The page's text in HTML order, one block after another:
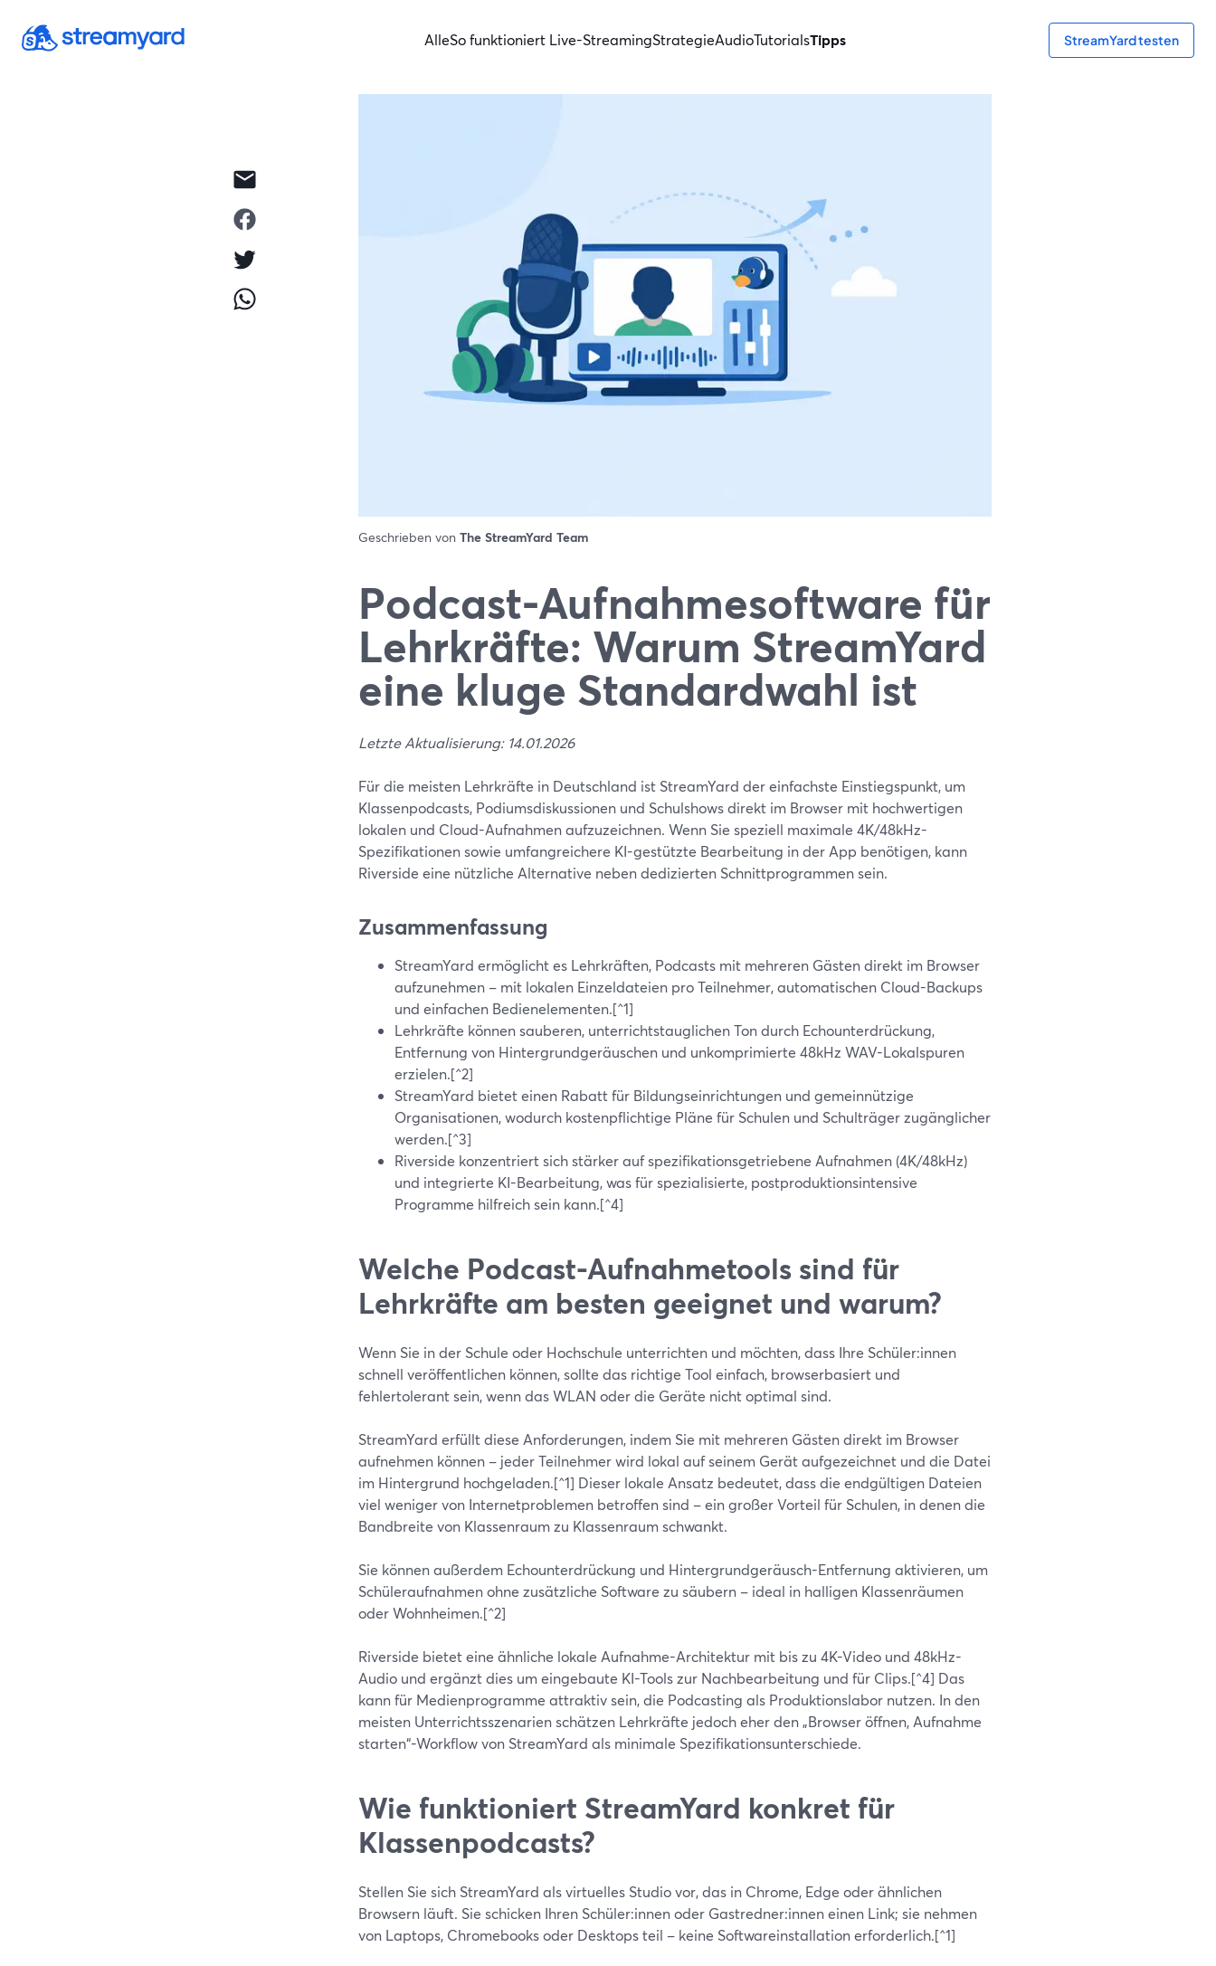
AlleSo funktioniert Live-StreamingStrategieAudioTutorialsTipps StreamYard testen
Geschrieben von The StreamYard Team
Podcast-Aufnahmesoftware für
Lehrkräfte: Warum StreamYard
eine kluge Standardwahl ist
Letzte Aktualisierung: 14.01.2026
Für die meisten Lehrkräfte in Deutschland ist StreamYard der einfachste Einstiegspunkt, um
Klassenpodcasts, Podiumsdiskussionen und Schulshows direkt im Browser mit hochwertigen
lokalen und Cloud-Aufnahmen aufzuzeichnen. Wenn Sie speziell maximale 4K/48kHz-
Spezifikationen sowie umfangreichere KI-gestützte Bearbeitung in der App benötigen, kann
Riverside eine nützliche Alternative neben dedizierten Schnittprogrammen sein.
Zusammenfassung
StreamYard ermöglicht es Lehrkräften, Podcasts mit mehreren Gästen direkt im Browser
aufzunehmen – mit lokalen Einzeldateien pro Teilnehmer, automatischen Cloud-Backups
und einfachen Bedienelementen.[^1]
Lehrkräfte können sauberen, unterrichtstauglichen Ton durch Echounterdrückung,
Entfernung von Hintergrundgeräuschen und unkomprimierte 48kHz WAV-Lokalspuren
erzielen.[^2]
StreamYard bietet einen Rabatt für Bildungseinrichtungen und gemeinnützige
Organisationen, wodurch kostenpflichtige Pläne für Schulen und Schulträger zugänglicher
werden.[^3]
Riverside konzentriert sich stärker auf spezifikationsgetriebene Aufnahmen (4K/48kHz)
und integrierte KI-Bearbeitung, was für spezialisierte, postproduktionsintensive
Programme hilfreich sein kann.[^4]
Welche Podcast-Aufnahmetools sind für
Lehrkräfte am besten geeignet und warum?
Wenn Sie in der Schule oder Hochschule unterrichten und möchten, dass Ihre Schüler:innen
schnell veröffentlichen können, sollte das richtige Tool einfach, browserbasiert und
fehlertolerant sein, wenn das WLAN oder die Geräte nicht optimal sind.
StreamYard erfüllt diese Anforderungen, indem Sie mit mehreren Gästen direkt im Browser
aufnehmen können – jeder Teilnehmer wird lokal auf seinem Gerät aufgezeichnet und die Datei
im Hintergrund hochgeladen.[^1] Dieser lokale Ansatz bedeutet, dass die endgültigen Dateien
viel weniger von Internetproblemen betroffen sind – ein großer Vorteil für Schulen, in denen die
Bandbreite von Klassenraum zu Klassenraum schwankt.
Sie können außerdem Echounterdrückung und Hintergrundgeräusch-Entfernung aktivieren, um
Schüleraufnahmen ohne zusätzliche Software zu säubern – ideal in halligen Klassenräumen
oder Wohnheimen.[^2]
Riverside bietet eine ähnliche lokale Aufnahme-Architektur mit bis zu 4K-Video und 48kHz-
Audio und ergänzt dies um eingebaute KI-Tools zur Nachbearbeitung und für Clips.[^4] Das
kann für Medienprogramme attraktiv sein, die Podcasting als Produktionslabor nutzen. In den
meisten Unterrichtsszenarien schätzen Lehrkräfte jedoch eher den „Browser öffnen, Aufnahme
starten“-Workflow von StreamYard als minimale Spezifikationsunterschiede.
Wie funktioniert StreamYard konkret für
Klassenpodcasts?
Stellen Sie sich StreamYard als virtuelles Studio vor, das in Chrome, Edge oder ähnlichen
Browsern läuft. Sie schicken Ihren Schüler:innen oder Gastredner:innen einen Link; sie nehmen
von Laptops, Chromebooks oder Desktops teil – keine Softwareinstallation erforderlich.[^1]